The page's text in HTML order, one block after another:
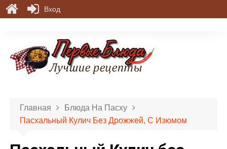
Главная
Блюда На Пасху
Пасхальный Кулич Без Дрожжей, С Изюмом
Вход